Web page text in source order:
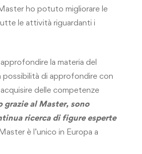
ho potuto migliorare le
le attività riguardanti i
la materia del
possibilità di approfondire con
delle competenze
al Master, sono
ricerca di figure esperte
è l’unico in Europa a